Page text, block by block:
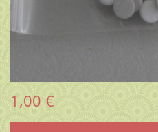
1,00 €